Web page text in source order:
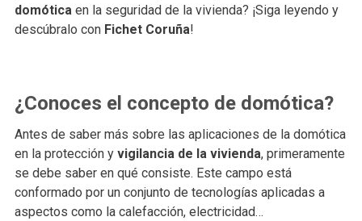
domóticaen la seguridad de la vivienda? ¡Siga leyendo y
descúbralo con Fichet Coruña!
¿Conoces el concepto de domótica?
Antes de saber más sobre las aplicaciones de la domótica
en la protección yvigilancia de la vivienda, primeramente
se debe saber en qué consiste. Este campo está
conformado por un conjunto de tecnologías aplicadas a
aspectos como la calefacción, electricidad…